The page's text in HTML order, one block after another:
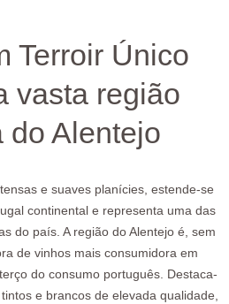
Terroir Único
vasta região
do Alentejo
e suaves planícies, estende-se
continental e representa uma das
do país. A região do Alentejo é, sem
de vinhos mais consumidora em
do consumo português. Destaca-
e brancos de elevada qualidade,